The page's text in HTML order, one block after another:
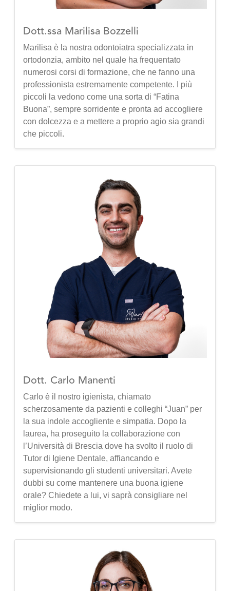
Dott.ssa Marilisa Bozzelli
Marilisa è la nostra odontoiatra specializzata in
ortodonzia, ambito nel quale ha frequentato
numerosi corsi di formazione, che ne fanno una
professionista estremamente competente. I più
piccoli la vedono come una sorta di “Fatina
Buona”, sempre sorridente e pronta ad accogliere
con dolcezza e a mettere a proprio agio sia grandi
che piccoli.
Dott. Carlo Manenti
Carlo è il nostro igienista, chiamato
scherzosamente da pazienti e colleghi “Juan” per
la sua indole accogliente e simpatia. Dopo la
laurea, ha proseguito la collaborazione con
l’Università di Brescia dove ha svolto il ruolo di
Tutor di Igiene Dentale, affiancando e
supervisionando gli studenti universitari. Avete
dubbi su come mantenere una buona igiene
orale? Chiedete a lui, vi saprà consigliare nel
miglior modo.